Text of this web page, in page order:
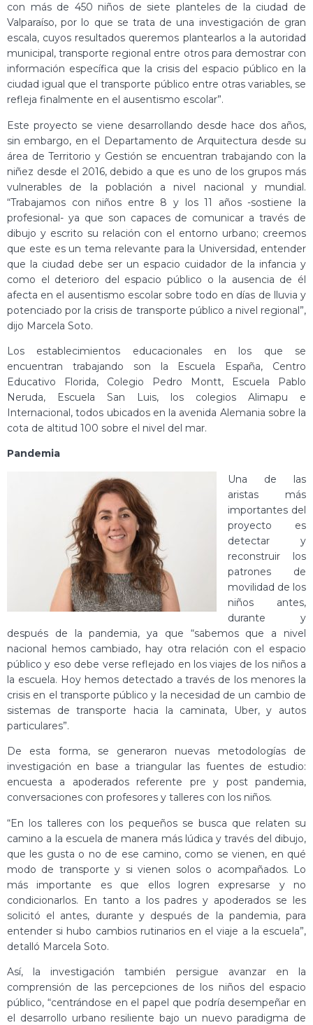
con más de 450 niños de siete planteles de la ciudad de
Valparaíso, por lo que se trata de una investigación de gran
escala, cuyos resultados queremos plantearlos a la autoridad
municipal, transporte regional entre otros para demostrar con
información específica que la crisis del espacio público en la
ciudad igual que el transporte público entre otras variables, se
refleja finalmente en el ausentismo escolar”.
Este proyecto se viene desarrollando desde hace dos años,
sin embargo, en el Departamento de Arquitectura desde su
área de Territorio y Gestión se encuentran trabajando con la
niñez desde el 2016, debido a que es uno de los grupos más
vulnerables de la población a nivel nacional y mundial.
“Trabajamos con niños entre 8 y los 11 años -sostiene la
profesional- ya que son capaces de comunicar a través de
dibujo y escrito su relación con el entorno urbano; creemos
que este es un tema relevante para la Universidad, entender
que la ciudad debe ser un espacio cuidador de la infancia y
como el deterioro del espacio público o la ausencia de él
afecta en el ausentismo escolar sobre todo en días de lluvia y
potenciado por la crisis de transporte público a nivel regional”,
dijo Marcela Soto.
Los establecimientos educacionales en los que se
encuentran trabajando son la Escuela España, Centro
Educativo Florida, Colegio Pedro Montt, Escuela Pablo
Neruda, Escuela San Luis, los colegios Alimapu e
Internacional, todos ubicados en la avenida Alemania sobre la
cota de altitud 100 sobre el nivel del mar.
Pandemia
Una de las
aristas más
importantes del
proyecto es
detectar y
reconstruir los
patrones de
movilidad de los
niños antes,
durante y
después de la pandemia, ya que “sabemos que a nivel
nacional hemos cambiado, hay otra relación con el espacio
público y eso debe verse reflejado en los viajes de los niños a
la escuela. Hoy hemos detectado a través de los menores la
crisis en el transporte público y la necesidad de un cambio de
sistemas de transporte hacia la caminata, Uber, y autos
particulares”.
De esta forma, se generaron nuevas metodologías de
investigación en base a triangular las fuentes de estudio:
encuesta a apoderados referente pre y post pandemia,
conversaciones con profesores y talleres con los niños.
“En los talleres con los pequeños se busca que relaten su
camino a la escuela de manera más lúdica y través del dibujo,
que les gusta o no de ese camino, como se vienen, en qué
modo de transporte y si vienen solos o acompañados. Lo
más importante es que ellos logren expresarse y no
condicionarlos. En tanto a los padres y apoderados se les
solicitó el antes, durante y después de la pandemia, para
entender si hubo cambios rutinarios en el viaje a la escuela”,
detalló Marcela Soto.
Así, la investigación también persigue avanzar en la
comprensión de las percepciones de los niños del espacio
público, “centrándose en el papel que podría desempeñar en
el desarrollo urbano resiliente bajo un nuevo paradigma de